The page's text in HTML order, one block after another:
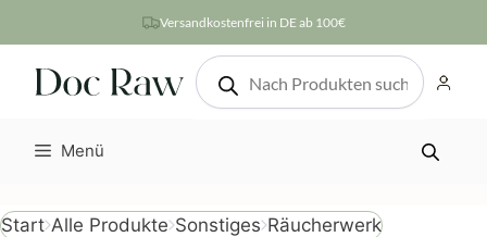
Inhalt
springen
Versandkostenfrei in DE ab 100€
Products
search
Menü
Start Alle Produkte Sonstiges Räucherwerk